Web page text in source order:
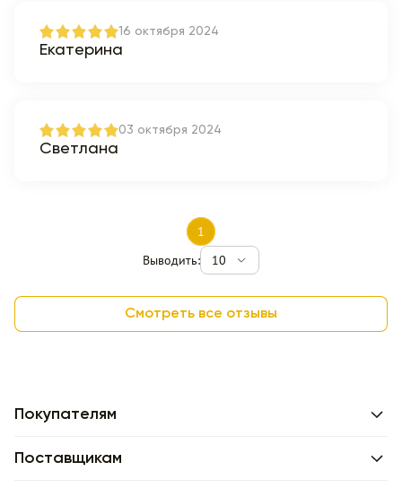
16 октября 2024
Екатерина
03 октября 2024
Светлана
1
Выводить:
10
Смотреть все отзывы
Покупателям
Поставщикам